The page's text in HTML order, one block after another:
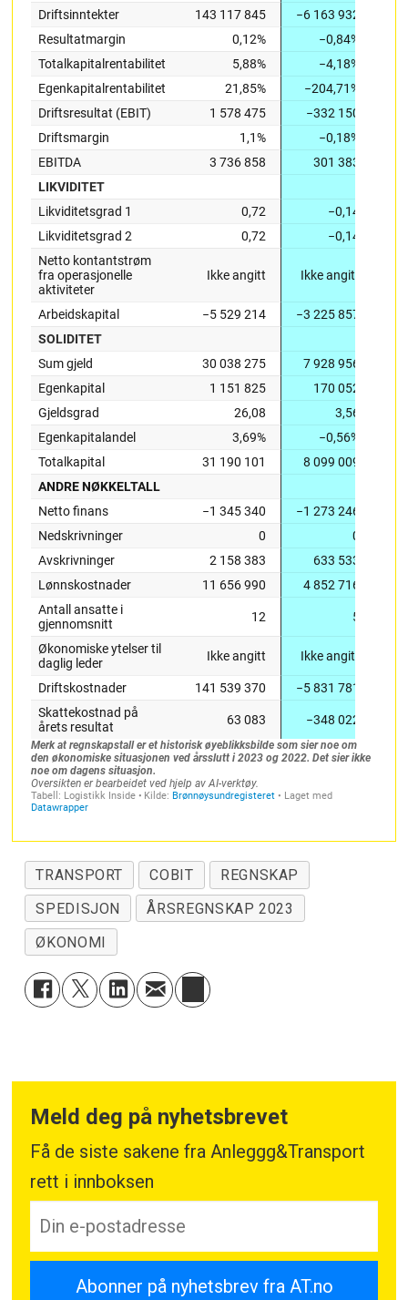
TRANSPORT COBIT
REGNSKAP
SPEDISJON
ÅRSREGNSKAP 2023
ØKONOMI
Meld deg på nyhetsbrevet
Få de siste sakene fra Anleggg&Transport
rett i innboksen